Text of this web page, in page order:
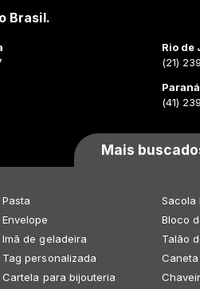
Brasil.
Rio de
(21)
Paraná
(41)
Mais
Pasta
Envelope
Imã de geladeira
Tag personalizada
Cartela para bijouteria
Sacola
Bloco
Talão
Caneta